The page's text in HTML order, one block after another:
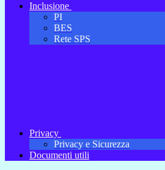
Inclusione
PI
BES
Rete SPS
Privacy
Privacy e Sicurezza
Documenti utili